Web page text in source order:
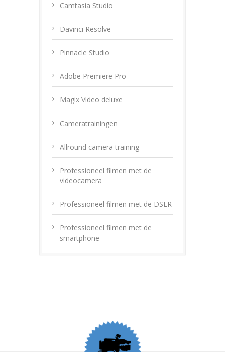
Camtasia Studio
Davinci Resolve
Pinnacle Studio
Adobe Premiere Pro
Magix Video deluxe
Cameratrainingen
Allround camera training
Professioneel filmen met de
videocamera
Professioneel filmen met de DSLR
Professioneel filmen met de
smartphone